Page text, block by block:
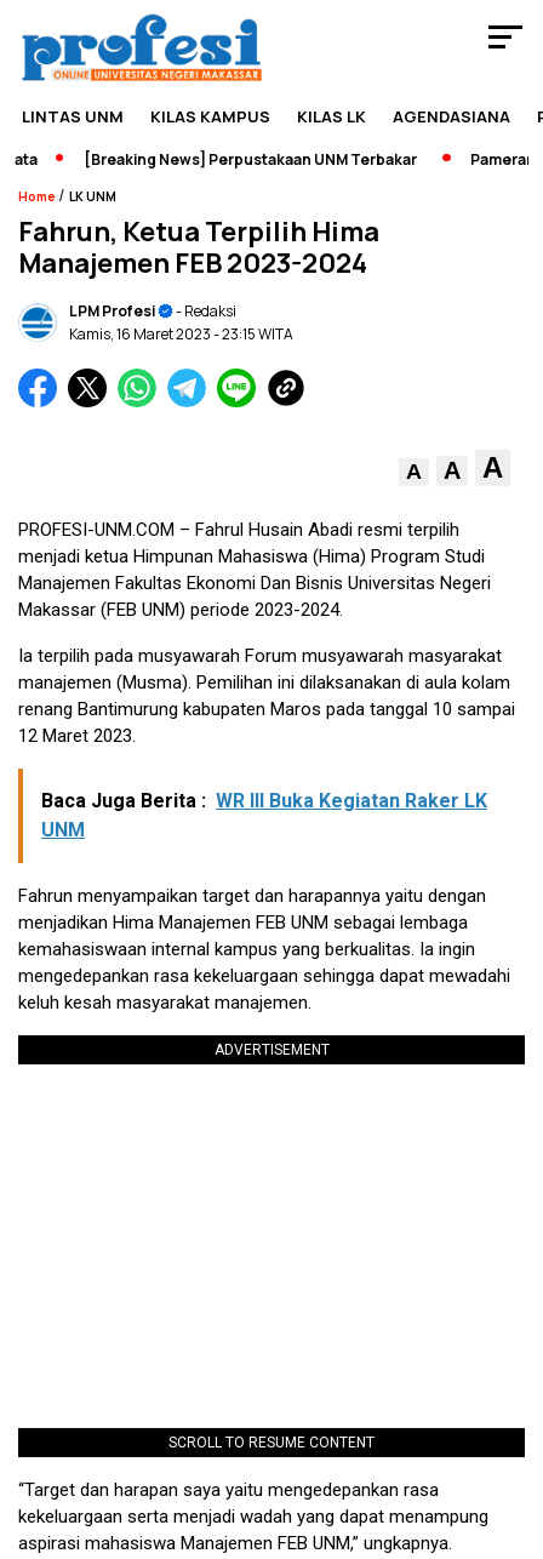
LINTAS UNM KILAS KAMPUS KILAS LK AGENDASIANA
[Breaking News] Perpustakaan UNM Terbakar Pameran
Home / LK UNM
Fahrun, Ketua Terpilih Hima
Manajemen FEB 2023-2024
LPM Profesi
- Redaksi
Kamis, 16 Maret 2023- 23:15 WITA
A A A
PROFESI-UNM.COM – Fahrul Husain Abadi resmi terpilih
menjadi ketua Himpunan Mahasiswa (Hima) Program Studi
Manajemen Fakultas Ekonomi Dan Bisnis Universitas Negeri
Makassar (FEB UNM) periode 2023-2024.
Ia terpilih pada musyawarah Forum musyawarah masyarakat
manajemen (Musma). Pemilihan ini dilaksanakan di aula kolam
renang Bantimurung kabupaten Maros pada tanggal 10 sampai
12 Maret 2023.
Baca Juga Berita : WR III Buka Kegiatan Raker LK
UNM
Fahrun menyampaikan target dan harapannya yaitu dengan
menjadikan Hima Manajemen FEB UNM sebagai lembaga
kemahasiswaan internal kampus yang berkualitas. Ia ingin
mengedepankan rasa kekeluargaan sehingga dapat mewadahi
keluh kesah masyarakat manajemen.
ADVERTISEMENT
SCROLL TO RESUME CONTENT
“Target dan harapan saya yaitu mengedepankan rasa
kekeluargaan serta menjadi wadah yang dapat menampung
aspirasi mahasiswa Manajemen FEB UNM,” ungkapnya.